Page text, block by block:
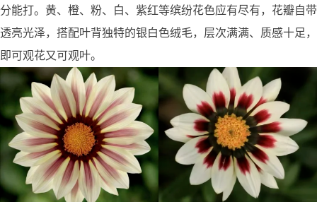
分能打。黄、橙、粉、白、紫红等缤纷花色应有尽有，花瓣自带
透亮光泽，搭配叶背独特的银白色绒毛，层次满满、质感十足，
即可观花又可观叶。